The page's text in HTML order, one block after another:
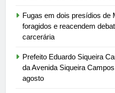
Fugas em dois presídios de
foragidos e reacendem
carcerária
Prefeito Eduardo Siqueira
da Avenida Siqueira
agosto